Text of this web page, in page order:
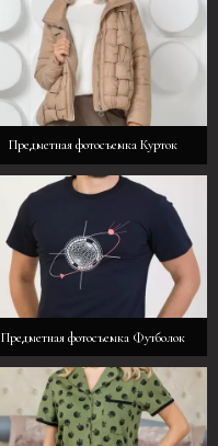
Предметная фотосъемка Курток
Предметная фотосъемка Футболок